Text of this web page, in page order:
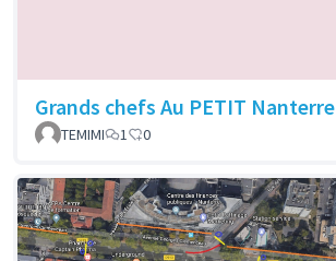
Grands chefs Au PETIT Nanterre
TEMIMI
1 0